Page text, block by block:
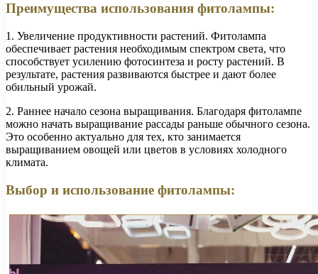
Преимущества использования фитолампы:
1. Увеличение продуктивности растений. Фитолампа
обеспечивает растения необходимым спектром света, что
способствует усилению фотосинтеза и росту растений. В
результате, растения развиваются быстрее и дают более
обильный урожай.
2. Раннее начало сезона выращивания. Благодаря фитолампе
можно начать выращивание рассады раньше обычного сезона.
Это особенно актуально для тех, кто занимается
выращиванием овощей или цветов в условиях холодного
климата.
Выбор и использование фитолампы: